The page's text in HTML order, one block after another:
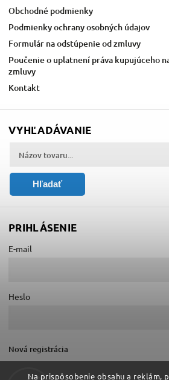
Na prispôsobenie obsahu a reklám,
Obchodné podmienky
Podmienky ochrany osobných údajov
Formulár na odstúpenie od zmluvy
Poučenie o uplatnení práva kupujúceho
zmluvy
Kontakt
VYHĽADÁVANIE
Hľadať
PRIHLÁSENIE
E-mail
Heslo
Nová registrácia
Zabudnuté heslo